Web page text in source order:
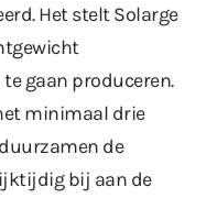
Het stelt Solarge
gaan produceren.
minimaal drie
de
bij aan de